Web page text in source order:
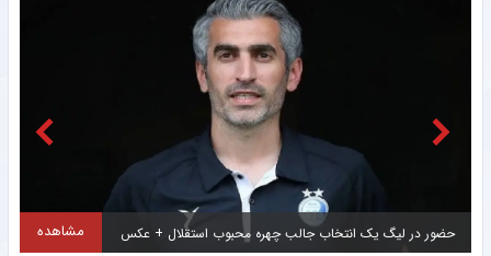
حضور در لیگ یک انتخاب جالب چهره محبوب استقلال + عکس مشاهده